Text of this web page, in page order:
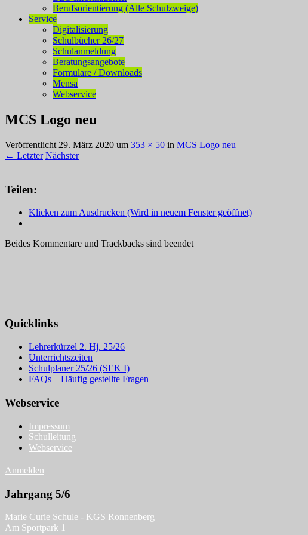
Berufsorientierung (Alle Schulzweige)
Service
Digitalisierung
Schulbücher 26/27
Schulanmeldung
Beratungsangebote
Formulare / Downloads
Mensa
Webservice
MCS Logo neu
Veröffentlicht 29. März 2020 um 353 × 50 in MCS Logo neu
← Letzter Nächster
Teilen:
Klicken zum Ausdrucken (Wird in neuem Fenster geöffnet)
Beides Kommentare und Trackbacks sind beendet
Quicklinks
Lehrerkürzel 2. Hj. 25/26
Unterrichtszeiten
Schulplaner 25/26 (SEK I)
FAQs – Häufig gestellte Fragen
Webservice
Impressum
Schulleitung
Webservice
Anmelden
Jahrgang 5/6
Marie Curie Schule - KGS Ronnenberg
Am Sportpark 1